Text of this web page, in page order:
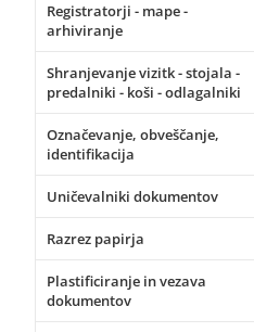
Registratorji - mape -
arhiviranje
Shranjevanje vizitk - stojala -
predalniki - koši - odlagalniki
Označevanje, obveščanje,
identifikacija
Uničevalniki dokumentov
Razrez papirja
Plastificiranje in vezava
dokumentov